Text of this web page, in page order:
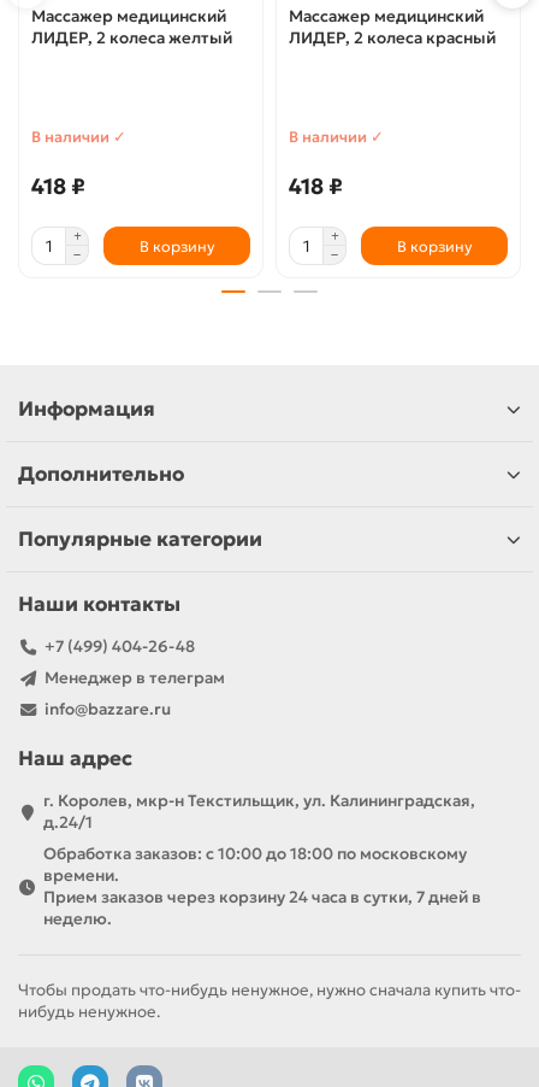
Массажер медицинский
ЛИДЕР, 2 колеса желтый
В наличии ✓
418 ₽
В корзину
Массажер медицинский
ЛИДЕР, 2 колеса красный
В наличии ✓
418 ₽
В корзину
Информация
Дополнительно
Популярные категории
Наши контакты
+7 (499) 404-26-48
Менеджер в телеграм
info@bazzare.ru
Наш адрес
г. Королев, мкр-н Текстильщик, ул. Калининградская,
д.24/1
Обработка заказов: с 10:00 до 18:00 по московскому
времени.
Прием заказов через корзину 24 часа в сутки, 7 дней в
неделю.
Чтобы продать что-нибудь ненужное, нужно сначала купить что-
нибудь ненужное.